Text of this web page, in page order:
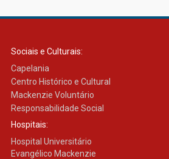
Sociais e Culturais:
Capelania
Centro Histórico e Cultural
Mackenzie Voluntário
Responsabilidade Social
Hospitais:
Hospital Universitário
Evangélico Mackenzie